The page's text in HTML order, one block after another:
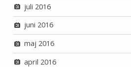
juli 2016
juni 2016
maj 2016
april 2016